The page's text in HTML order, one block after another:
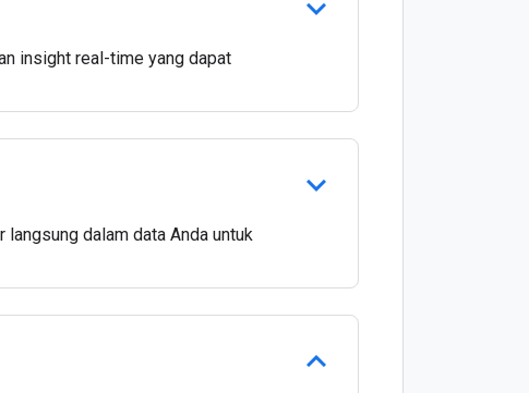
insight real-time yang dapat
dalam data Anda untuk